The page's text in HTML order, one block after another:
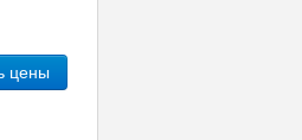
цены